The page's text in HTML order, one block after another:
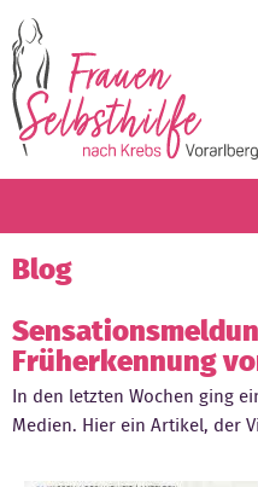
Termine
Angebot
Wissenswertes
Blog
Früherkennung
In den letzten Wochen ging
Medien. Hier ein Artikel, der